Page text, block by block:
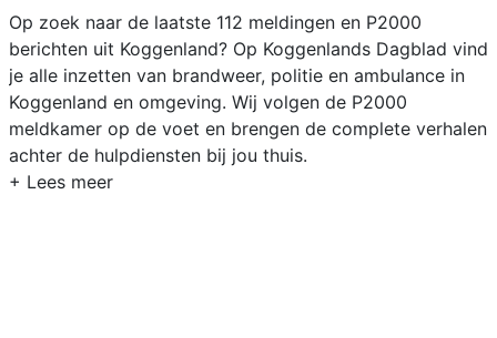
Op zoek naar de laatste 112 meldingen en P2000
berichten uit Koggenland? Op Koggenlands Dagblad vind
je alle inzetten van brandweer, politie en ambulance in
Koggenland en omgeving. Wij volgen de P2000
meldkamer op de voet en brengen de complete verhalen
achter de hulpdiensten bij jou thuis.